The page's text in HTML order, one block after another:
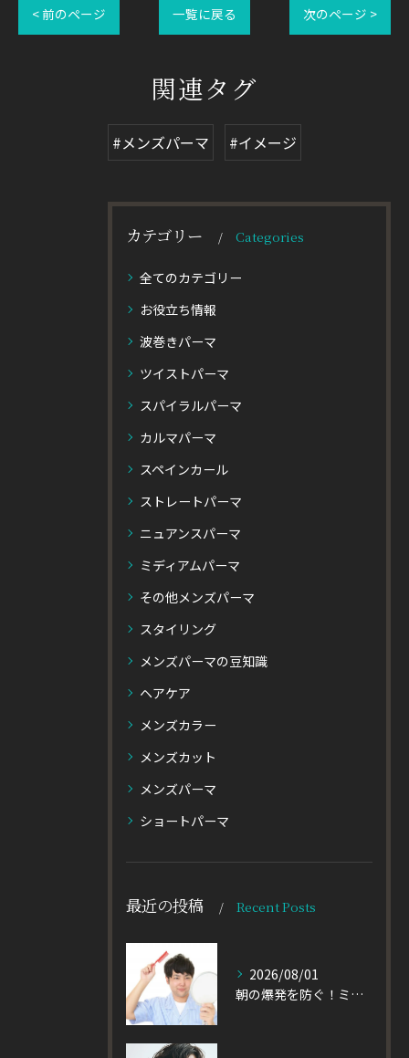
< 前のページ 一覧に戻る 次のページ >
関連タグ
#メンズパーマ #イメージ
カテゴリー Categories
全てのカテゴリー
お役立ち情報
波巻きパーマ
ツイストパーマ
スパイラルパーマ
カルマパーマ
スペインカール
ストレートパーマ
ニュアンスパーマ
ミディアムパーマ
その他メンズパーマ
スタイリング
メンズパーマの豆知識
ヘアケア
メンズカラー
メンズカット
メンズパーマ
ショートパーマ
最近の投稿 Recent Posts
2026/08/01
朝の爆発を防ぐ！ミディアムヘアのメンズがパーマをかけるべき理由